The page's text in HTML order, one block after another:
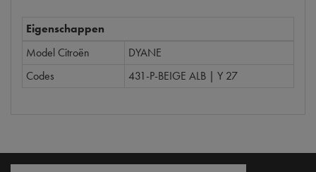
Eigenschappen
Model Citroën
DYANE
Codes
431-P-BEIGE ALB | Y 27